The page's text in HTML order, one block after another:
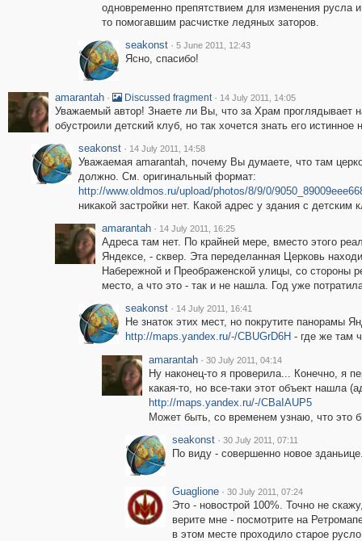
одновременно препятствием для изменения
то помогавшим расчистке ледяных заторов.
seakonst · 5 June 2011, 12:43
Ясно, спасибо!
amarantah · Discussed fragment · 14 July 2011, 14:05
Уважаемый автор! Знаете ли Вы, что за Храм проглядывает
обустроили детский клуб, но так хочется знать его истинное
seakonst · 14 July 2011, 14:58
Уважаемая amarantah, почему Вы думаете, что там
должно. См. оригинальный формат:
http://www.oldmos.ru/upload/photos/8/9/0/
никакой застройки нет. Какой адрес у здания с детским
amarantah · 14 July 2011, 16:25
Адреса там нет. По крайней мере, вместо этого
Яндексе, - сквер. Эта переделанная Церковь
Набережной и Преображенской улицы, со стороны
место, а что это - так и не нашла. Год уже
seakonst · 14 July 2011, 16:41
Не знаток этих мест, но покрутите панорамы
http://maps.yandex.ru/-/CBUGrD6H - где же там
amarantah · 30 July 2011, 04:14
Ну наконец-то я проверила... Конечно, я
какая-то, но все-таки этот объект нашла
http://maps.yandex.ru/-/CBaIAUP5
Может быть, со временем узнаю, что это
seakonst · 30 July 2011, 07:11
По виду - совершенно новое
Guaglione · 30 July 2011, 07:24
Это - новострой 100%. Точно не
верите мне - посмотрите на
в этом месте проходило старое